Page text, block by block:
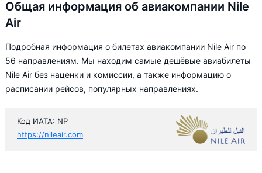
Общая информация об авиакомпании Nile
Air
Подробная информация о билетах авиакомпании Nile Air по
56 направлениям. Мы находим самые дешёвые авиабилеты
Nile Air без наценки и комиссии, а также информацию о
расписании рейсов, популярных направлениях.
Код ИАТА: NP
https://nileair.com